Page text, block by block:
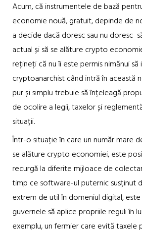
Acum, că instrumentele de bază
economie nouă, gratuit, depinde de
a decide dacă doresc sau nu doresc
actual și să se alăture crypto
rețineți că nu îi este permis nimănui
cryptoanarchist când intră în această
pur și simplu trebuie să înțeleagă
de ocolire a legii, taxelor și
situații.
Într-o situație în care un număr mare
se alăture crypto economiei, este
recurgă la diferite mijloace de
timp ce software-ul puternic susținut
extrem de util în domeniul digital,
guvernele să aplice propriile reguli în
exemplu, un fermier care evită taxele